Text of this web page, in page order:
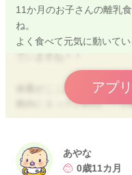
11か月のお子さんの離乳
ね。
よく食べて元気に動いて
体重がここ2〜3週間ほど
囲内に入っていれば、こ
くくなることも多く、あ
離乳食については、まだ
無理のない範囲で少し増
アプ
あやな
0歳11カ月